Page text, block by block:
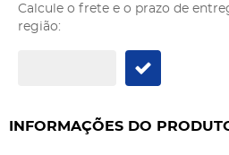
Calcule o frete e o prazo de
região:
INFORMAÇÕES DO